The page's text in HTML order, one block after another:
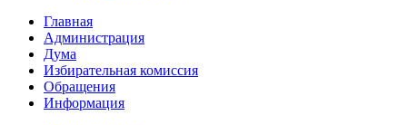
Главная
Администрация
Дума
Избирательная комиссия
Обращения
Информация